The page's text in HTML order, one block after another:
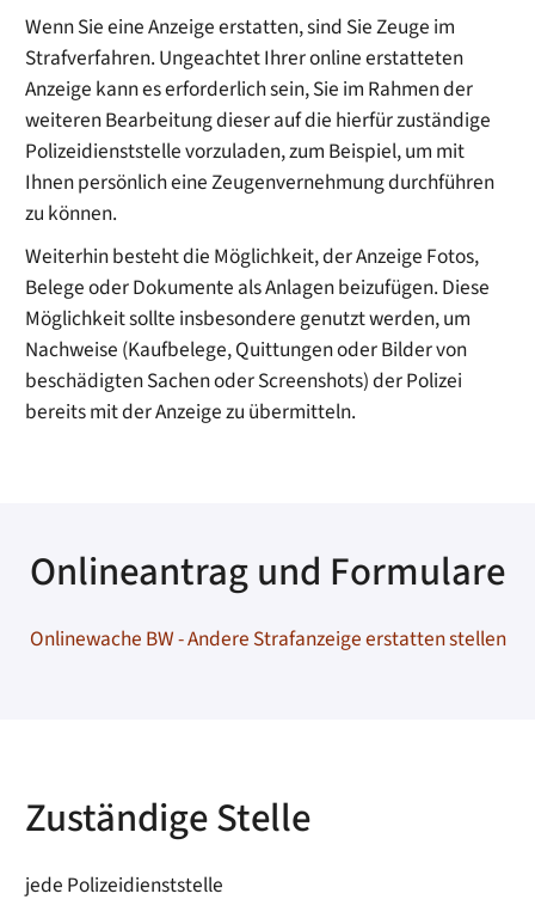
Wenn Sie eine Anzeige erstatten, sind Sie Zeuge im
Strafverfahren. Ungeachtet Ihrer online erstatteten
Anzeige kann es erforderlich sein, Sie im Rahmen der
weiteren Bearbeitung dieser auf die hierfür zuständige
Polizeidienststelle vorzuladen, zum Beispiel, um mit
Ihnen persönlich eine Zeugenvernehmung durchführen
zu können.
Weiterhin besteht die Möglichkeit, der Anzeige Fotos,
Belege oder Dokumente als Anlagen beizufügen. Diese
Möglichkeit sollte insbesondere genutzt werden, um
Nachweise (Kaufbelege, Quittungen oder Bilder von
beschädigten Sachen oder Screenshots) der Polizei
bereits mit der Anzeige zu übermitteln.
Onlineantrag und Formulare
Onlinewache BW - Andere Strafanzeige erstatten stellen
Zuständige Stelle
jede Polizeidienststelle